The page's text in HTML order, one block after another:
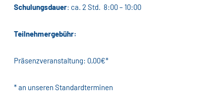
Schulungsdauer: ca. 2 Std. 8:00 – 10:00
Teilnehmergebühr:
Präsenzveranstaltung: 0,00€*
* an unseren Standardterminen